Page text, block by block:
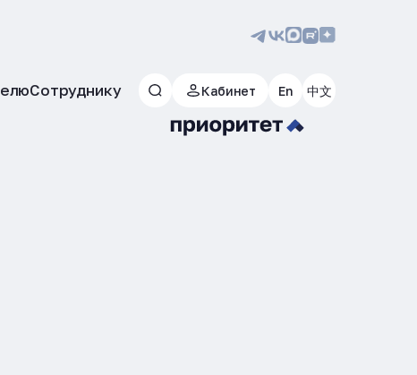
Сотруднику
Кабинет En 中文